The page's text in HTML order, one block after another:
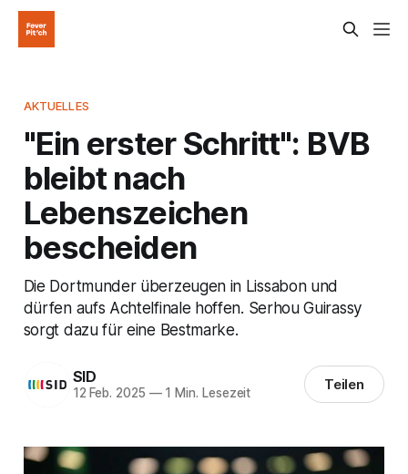
AKTUELLES
"Ein erster Schritt": BVB
bleibt nach
Lebenszeichen
bescheiden
Die Dortmunder überzeugen in Lissabon und
dürfen aufs Achtelfinale hoffen. Serhou Guirassy
sorgt dazu für eine Bestmarke.
SID
12 Feb. 2025 —1 Min. Lesezeit Teilen